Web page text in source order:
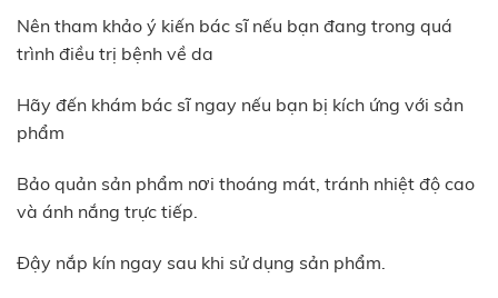
Nên tham khảo ý kiến bác sĩ nếu bạn đang trong quá
trình điều trị bệnh về da
Hãy đến khám bác sĩ ngay nếu bạn bị kích ứng với sản
phẩm
Bảo quản sản phẩm nơi thoáng mát, tránh nhiệt độ cao
và ánh nắng trực tiếp.
Đậy nắp kín ngay sau khi sử dụng sản phẩm.